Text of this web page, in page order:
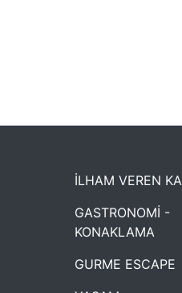
İLHAM VEREN
GASTRONOMİ -
KONAKLAMA
GURME ESCAPE